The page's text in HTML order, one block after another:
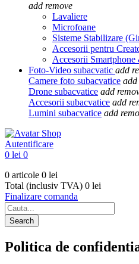
add remove
Lavaliere
Microfoane
Sisteme Stabilizare
Accesorii pentru
Accesorii Smartphone
Foto-Video subacvatic add
Camere foto subacvatice add
Drone subacvatice add
Accesorii subacvatice add
Lumini subacvatice add
Autentificare
0 lei 0
0 articole 0 lei
Total (inclusiv TVA) 0 lei
Finalizare comanda
Search
Politica de